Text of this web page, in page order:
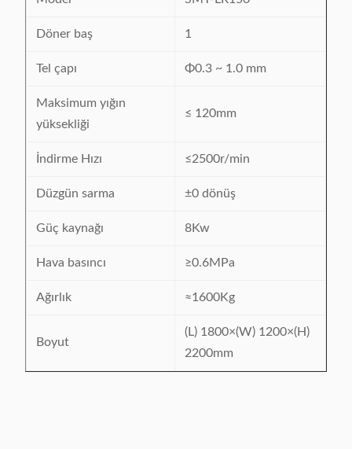
Döner baş 1
Tel çapı Φ0.3 ~ 1.0 mm
Maksimum yığın
yüksekliği
≤ 120mm
İndirme Hızı ≤2500r/min
Düzgün sarma ±0 dönüş
Güç kaynağı 8Kw
Hava basıncı ≥0.6MPa
Ağırlık ≈1600Kg
Boyut
(L) 1800×(W) 1200×(H)
2200mm